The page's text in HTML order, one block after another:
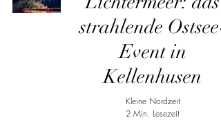
strahlende Ostsee-
Event in
Kellenhusen
Kleine Nordzeit
2 Min. Lesezeit